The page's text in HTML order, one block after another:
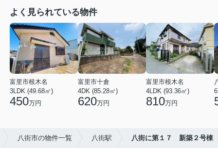
よく見られている物件
富里市根木名
3LDK (49.68㎡)
450万円
富里市十倉
4DK (85.28㎡)
620万円
富里市根木名
4LDK (93.36㎡)
810万円
八街市の物件一覧 八街駅 八街に第１７ 新築２号棟